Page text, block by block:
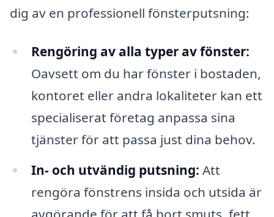
dig av en professionell fönsterputsning:
Rengöring av alla typer av fönster:
Oavsett om du har fönster i bostaden,
kontoret eller andra lokaliteter kan ett
specialiserat företag anpassa sina
tjänster för att passa just dina behov.
In- och utvändig putsning: Att
rengöra fönstrens insida och utsida är